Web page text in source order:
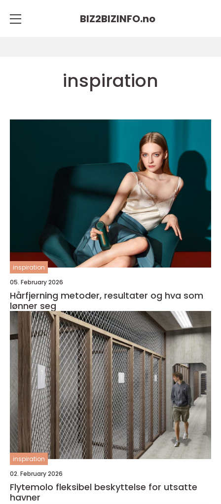
BIZ2BIZINFO.no
inspiration
inspiration
05. February 2026
Hårfjerning metoder, resultater og hva som
lønner seg
inspiration
02. February 2026
Flytemolo fleksibel beskyttelse for utsatte
havner